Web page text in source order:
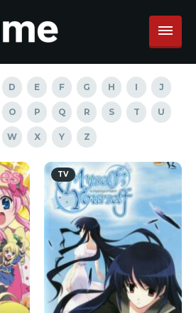
D E F G H I J
O P Q R S T U
W X Y Z
TV